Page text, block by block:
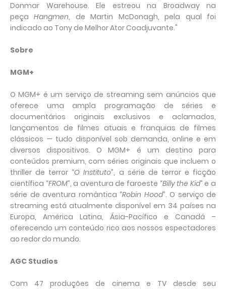
Donmar Warehouse. Ele estreou na Broadway na
peça Hangmen, de Martin McDonagh, pela qual foi
indicado ao Tony de Melhor Ator Coadjuvante."
Sobre
MGM+
O MGM+ é um serviço de streaming sem anúncios que
oferece uma ampla programação de séries e
documentários originais exclusivos e aclamados,
lançamentos de filmes atuais e franquias de filmes
clássicos — tudo disponível sob demanda, online e em
diversos dispositivos. O MGM+ é um destino para
conteúdos premium, com séries originais que incluem o
thriller de terror “O Instituto”, a série de terror e ficção
científica “FROM”, a aventura de faroeste “Billy the Kid” e a
série de aventura romântica “Robin Hood”. O serviço de
streaming está atualmente disponível em 34 países na
Europa, América Latina, Ásia-Pacífico e Canadá –
oferecendo um conteúdo rico aos nossos espectadores
ao redor do mundo.
AGC Studios
Com 47 produções de cinema e TV desde seu